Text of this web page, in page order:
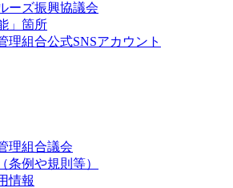
ーズ振興協議会
」箇所
理組合公式SNSアカウント
理組合議会
条例や規則等）
情報